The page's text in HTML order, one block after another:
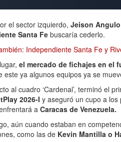
el sector izquierdo, Jeison Angulo
Santa Febuscaría cederlo.
Independiente Santa Fe y
el mercado de fichajes en el
este ya algunos equipos ya se
al cuadro ‘Cardenal’, terminó el
2026-I y aseguró un cupo a los
a Caracas de Venezuela.
aún cuando estaban en
como las de Kevin Mantilla o